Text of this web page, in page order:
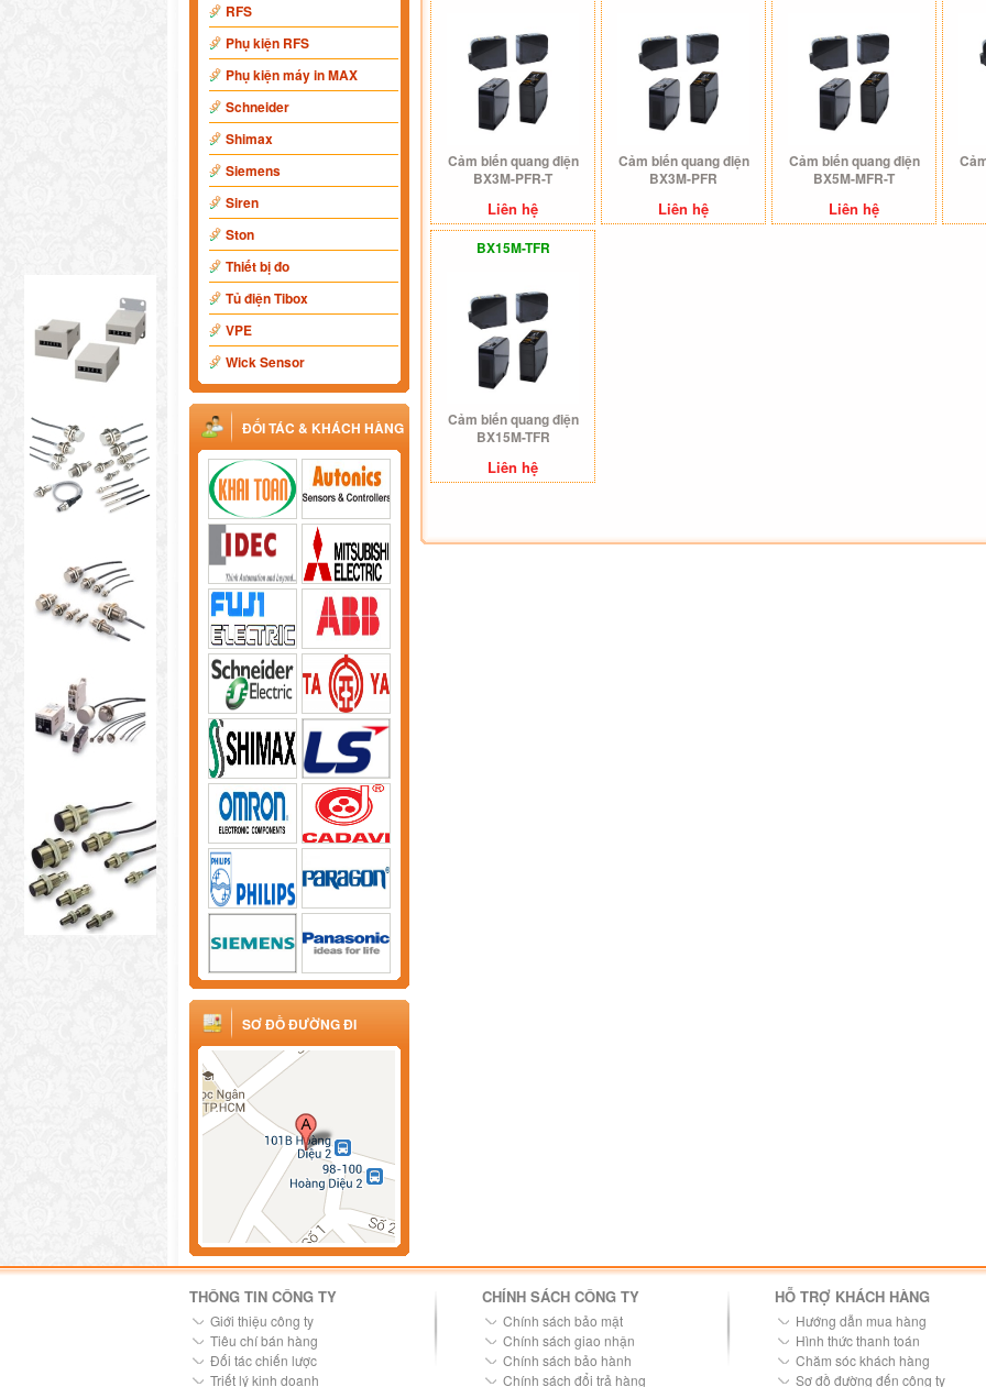
RFS
Phụ kiện RFS
Phụ kiện máy in MAX
Schneider
Shimax
Siemens
Siren
Ston
Thiết bị đo
Tủ điện Tibox
VPE
Wick Sensor
ĐỐI TÁC & KHÁCH HÀNG
SƠ ĐỒ ĐƯỜNG ĐI
Cảm biến quang điện
BX3M-PFR-T
Liên hệ
Cảm biến quang điện
BX3M-PFR
Liên hệ
Cảm biến quang điện
BX5M-MFR-T
Liên hệ
BX15M-TFR
Cảm biến quang điện
BX15M-TFR
Liên hệ
THÔNG TIN CÔNG TY
Giới thiệu công ty
Tiêu chí bán hàng
Đối tác chiến lược
Triết lý kinh doanh
CHÍNH SÁCH CÔNG TY
Chính sách bảo mật
Chính sách giao nhận
Chính sách bảo hành
Chính sách đổi trả hàng
HỖ TRỢ KHÁCH HÀNG
Hướng dẫn mua hàng
Hình thức thanh toán
Chăm sóc khách hàng
Sơ đồ đường đến công ty